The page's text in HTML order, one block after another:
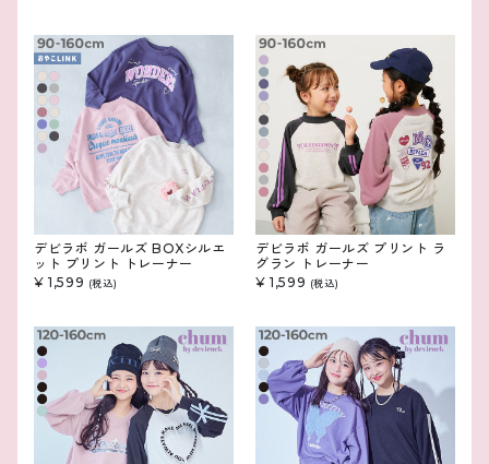
デビラボ ガールズ BOXシルエ
ット プリント トレーナー
¥ 1,599 (税込)
デビラボ ガールズ プリント ラ
グラン トレーナー
¥ 1,599 (税込)